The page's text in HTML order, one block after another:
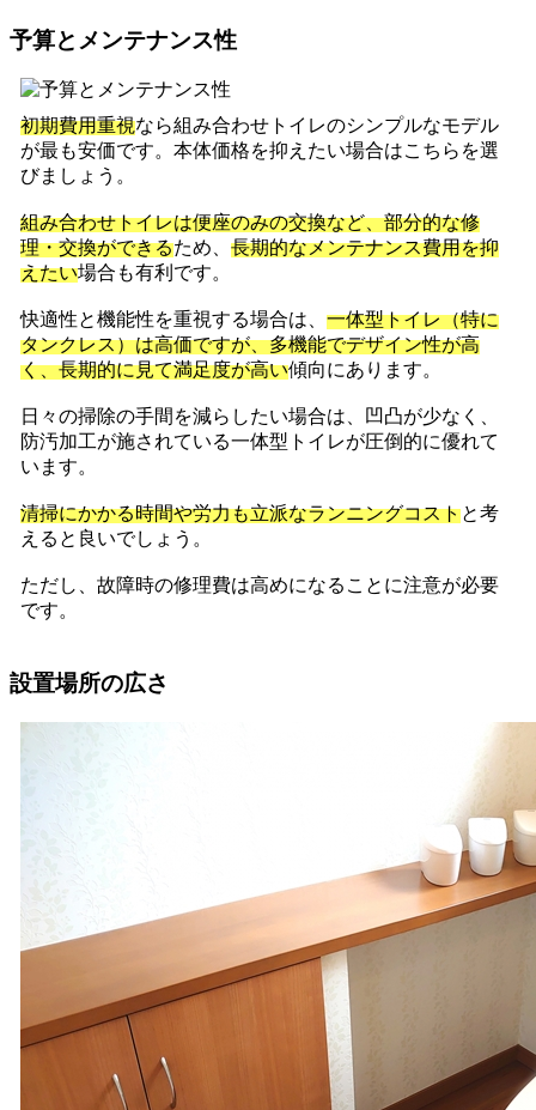
予算とメンテナンス性
初期費用重視なら組み合わせトイレのシンプルなモデル
が最も安価です。本体価格を抑えたい場合はこちらを選
びましょう。
組み合わせトイレは便座のみの交換など、部分的な修
理・交換ができるため、 長期的なメンテナンス費用を抑
えたい場合も有利です。
快適性と機能性を重視する場合は、 一体型トイレ（特に
タンクレス）は高価ですが、多機能でデザイン性が高
く、長期的に見て満足度が高い傾向にあります。
日々の掃除の手間を減らしたい場合は、凹凸が少なく、
防汚加工が施されている一体型トイレが圧倒的に優れて
います。
清掃にかかる時間や労力も立派なランニングコストと考
えると良いでしょう。
ただし、故障時の修理費は高めになることに注意が必要
です。
設置場所の広さ